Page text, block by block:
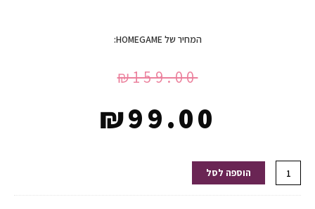
המחיר של HOMEGAME:
₪159.00
₪99.00
כמות
של
הוספה לסל